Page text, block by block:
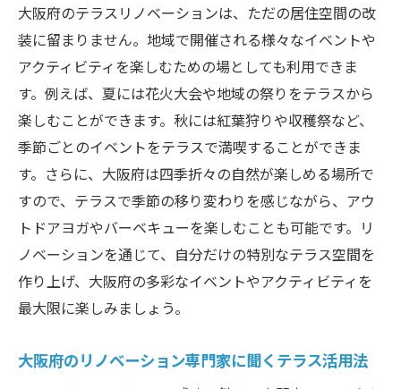
大阪府のテラスリノベーションは、ただの居住空間の改
装に留まりません。地域で開催される様々なイベントや
アクティビティを楽しむための場としても利用できま
す。例えば、夏には花火大会や地域の祭りをテラスから
楽しむことができます。秋には紅葉狩りや収穫祭など、
季節ごとのイベントをテラスで満喫することができま
す。さらに、大阪府は四季折々の自然が楽しめる場所で
すので、テラスで季節の移り変わりを感じながら、アウ
トドアヨガやバーベキューを楽しむことも可能です。リ
ノベーションを通じて、自分だけの特別なテラス空間を
作り上げ、大阪府の多彩なイベントやアクティビティを
最大限に楽しみましょう。
大阪府のリノベーション専門家に聞くテラス活用法